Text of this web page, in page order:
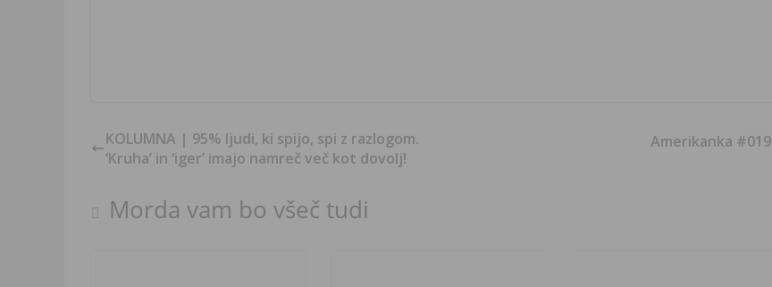
KOLUMNA | 95% ljudi, ki spijo, spi z razlogom.
‘Kruha’ in ‘iger’ imajo namreč več kot dovolj!
Amerikanka #019
Morda vam bo všeč tudi